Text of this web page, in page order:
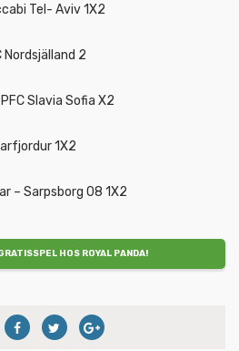
Tel- Aviv 1X2
Nordsjälland 2
Slavia Sofia X2
1X2
– Sarpsborg 08 1X2
HOS ROYAL PANDA!